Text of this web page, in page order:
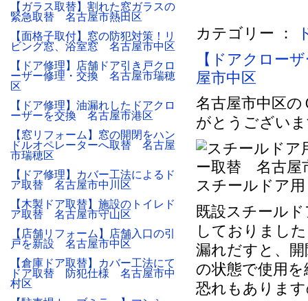
カテゴリー ：
【ドアクロー
屋市中区
名古屋市中区
がとうござい
スチールドア
既設スチール
しておりまし
漏れだすと、
の状態で使用
恐れもありま
【ガラス取替】割れた窓ガラスの
緊急取替 名古屋市熱田区
【面格子取付】窓の防犯対策！リ
ビング窓、浴室窓 名古屋市中区
【ドア修理】店舗ドア引き戸クロ
ーザー修理・交換 名古屋市瑞穂
区
【ドア修理】油漏れしたドアクロ
ーザーを交換 名古屋市港区
【窓リフォーム】窓の開閉をハン
ドルオペレーターへ取替 名古屋
市瑞穂区
【ドア修理】カバー工法によるド
ア取替 名古屋市中川区
【木製ドア取替】施設のトイレド
ア取替 名古屋市守山区
【店舗リフォーム】店舗入口の引
戸を新設 名古屋市中区
【倉庫ドア取替】カバー工法にて
ドア取替 防犯仕様 名古屋市中
村区